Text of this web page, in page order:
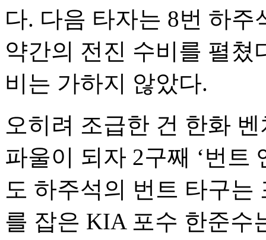
다. 다음 타자는 8번 하
약간의 전진 수비를 펼쳤
비는 가하지 않았다.
오히려 조급한 건 한화
파울이 되자 2구째 ‘번트
도 하주석의 번트 타구는
를 잡은 KIA 포수 한준수